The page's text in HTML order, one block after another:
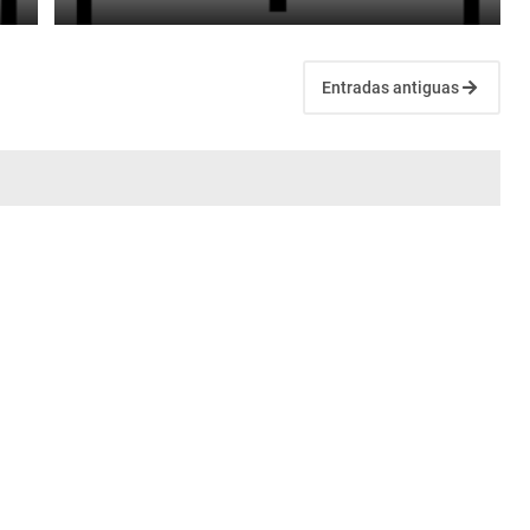
Entradas antiguas